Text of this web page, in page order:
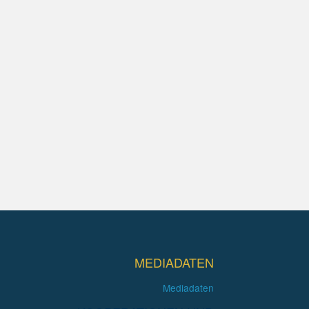
MEDIADATEN
Mediadaten